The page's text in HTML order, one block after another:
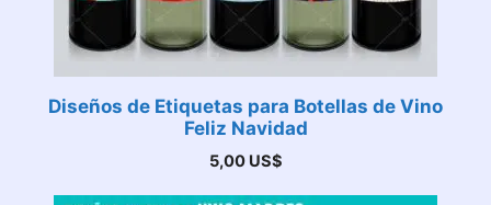
Diseños de Etiquetas para Botellas de Vino
Feliz Navidad
5,00 US$